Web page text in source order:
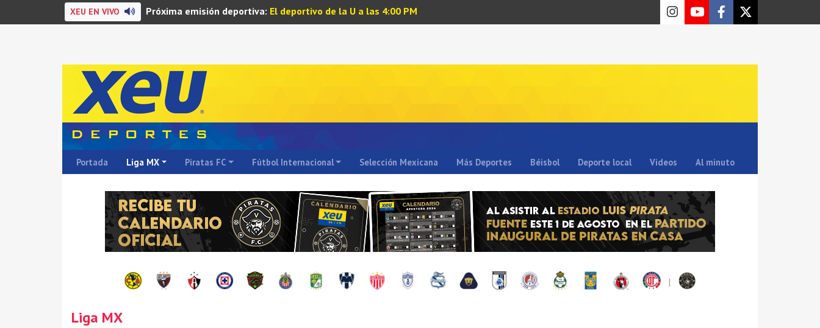
XEU EN VIVO Próxima emisión deportiva: El deportivo de la U a las 4:00 PM
Portada Liga MX Piratas FC Fútbol Internacional Selección Mexicana Más Deportes Béisbol Deporte local Videos Al minuto
|
Liga MX